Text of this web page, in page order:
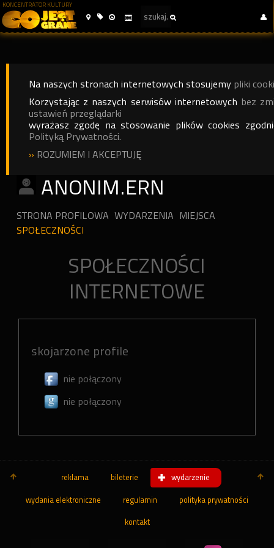
KONCENTRATOR KULTURY
Na naszych stronach internetowych stosujemy pliki
Korzystając z naszych serwisów internetowych bez
ustawień przeglądarki
wyrażasz zgodę na stosowanie plików cookies
Polityką Prywatności.
» ROZUMIEM I AKCEPTUJĘ
ANONIM.ERN
STRONA PROFILOWA WYDARZENIA MIEJSCA
SPOŁECZNOŚCI
SPOŁECZNOŚCI
INTERNETOWE
skojarzone profile
nie połączony
nie połączony
reklama bileterie wydarzenie
wydania elektroniczne regulamin polityka prywatności
kontakt